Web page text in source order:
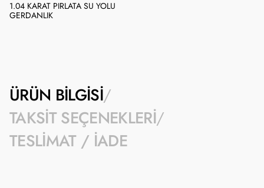
1.04 KARAT PIRLATA SU YOLU
GERDANLIK
ÜRÜN BILGISI
TAKSIT SEÇENEKLERI
TESLIMAT / İADE